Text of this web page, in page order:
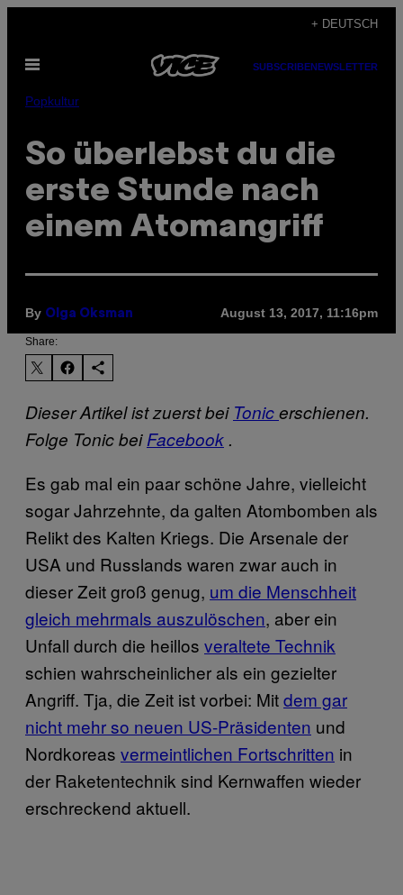
content
+ DEUTSCH
Open
SUBSCRIBENEWSLETTER
Popkultur
So überlebst du die
erste Stunde nach
einem Atomangriff
By Olga Oksman August 13, 2017, 11:16pm
Share:
Dieser Artikel ist zuerst bei Tonicerschienen.
Folge Tonic beiFacebook .
Es gab mal ein paar schöne Jahre, vielleicht
sogar Jahrzehnte, da galten Atombomben als
Relikt des Kalten Kriegs. Die Arsenale der
USA und Russlands waren zwar auch in
dieser Zeit groß genug, um die Menschheit
gleich mehrmals auszulöschen, aber ein
Unfall durch die heillos veraltete Technik
schien wahrscheinlicher als ein gezielter
Angriff. Tja, die Zeit ist vorbei: Mitdem gar
nicht mehr so neuen US-Präsidenten und
Nordkoreas vermeintlichen Fortschritten in
der Raketentechnik sind Kernwaffen wieder
erschreckend aktuell.